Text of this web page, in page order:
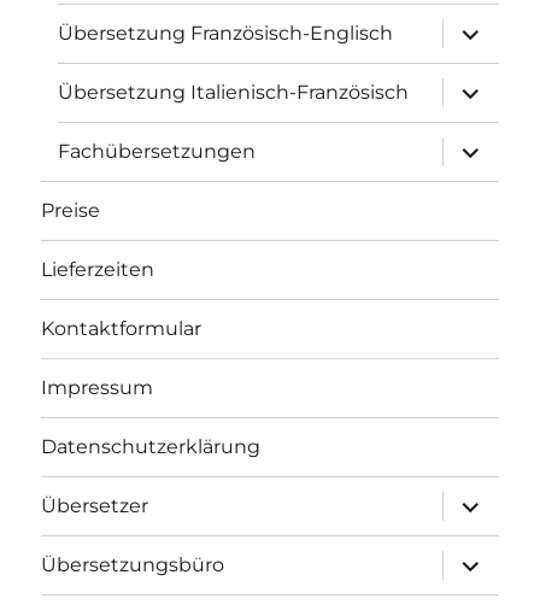
Übersetzung Französisch-Englisch
öffnen
Übersetzung Italienisch-Französisch
öffnen
Fachübersetzungen
öffnen
Preise
Lieferzeiten
Kontaktformular
Impressum
Datenschutzerklärung
Übersetzer
öffnen
Übersetzungsbüro
öffnen